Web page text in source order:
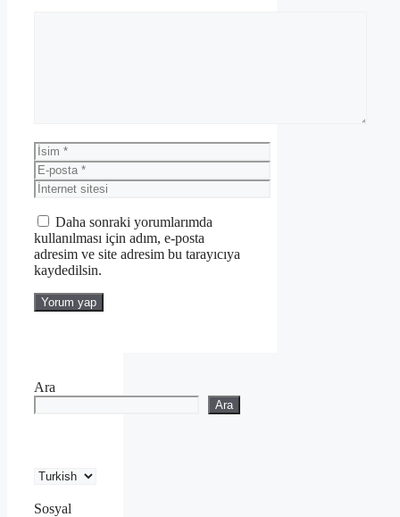
İsim
E-
posta
İnternet
sitesi
Daha sonraki yorumlarımda
kullanılması için adım, e-posta
adresim ve site adresim bu tarayıcıya
kaydedilsin.
Ara
Ara
Sosyal